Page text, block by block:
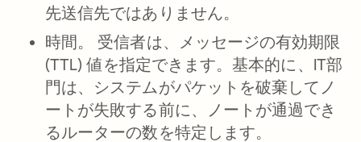
先送信先ではありません。
時間。 受信者は、メッセージの有効期限
(TTL) 値を指定できます。基本的に、IT部
門は、システムがパケットを破棄してノ
ートが失敗する前に、ノートが通過でき
るルーターの数を特定します。